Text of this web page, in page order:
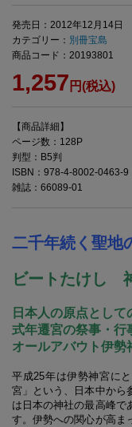
発売日：2012年12月14日
カテゴリー： 別冊宝島
商品コード：20193801
1,257 円(税込)
【商品詳細】
ページ数：128P
判型：B5判
ISBN：978-4-8002-0463-9
雑誌：66089-01
二千年続く聖地
ビートたけし
日本人の原点として
式年遷宮の祭事・行
オールアバウト伊勢
平成25年は伊勢神宮に
宮」という、日本中から
は日本の神社の最高峰で
す。伊勢への関心が高ま